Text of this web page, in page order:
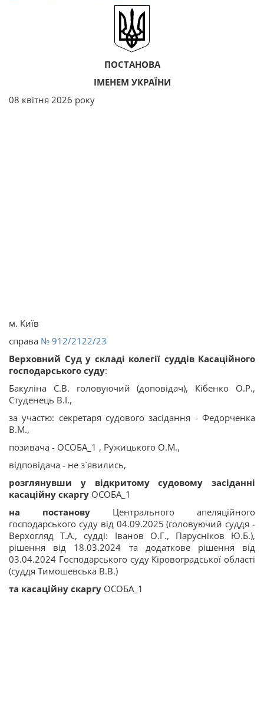
ПОСТАНОВА
ІМЕНЕМ УКРАЇНИ
08 квітня 2026 року
м. Київ
cправа № 912/2122/23
Верховний Суд у складі колегії суддів Касаційного
господарського суду:
Бакуліна С.В. головуючий (доповідач), Кібенко О.Р.,
Студенець В.І.,
за участю: секретаря судового засідання - Федорченка
В.М.,
позивача - ОСОБА_1 , Ружицького О.М.,
відповідача - не з`явились,
розглянувши у відкритому судовому засіданні
касаційну скаргу ОСОБА_1
на постанову Центрального апеляційного
господарського суду від 04.09.2025 (головуючий суддя -
Верхогляд Т.А., судді: Іванов О.Г., Парусніков Ю.Б.),
рішення від 18.03.2024 та додаткове рішення від
03.04.2024 Господарського суду Кіровоградської області
(суддя Тимошевська В.В.)
та касаційну скаргу ОСОБА_1